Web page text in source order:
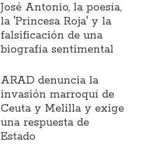
José Antonio, la poesía,
la 'Princesa Roja' y la
falsificación de una
biografía sentimental
ARAD denuncia la
invasión marroquí de
Ceuta y Melilla y exige
una respuesta de
Estado